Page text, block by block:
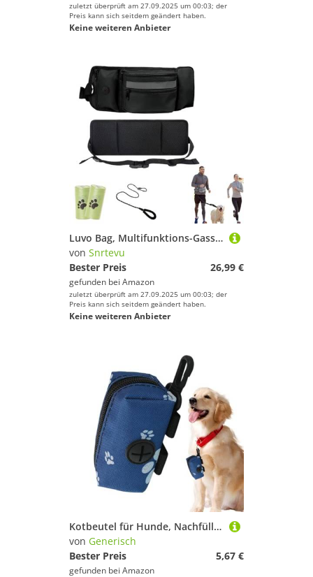
zuletzt überprüft am 27.09.2025 um 00:03; der
Preis kann sich seitdem geändert haben.
Keine weiteren Anbieter
Luvo Bag, Multifunktions-Gassitasche, Gürteltasche Mit Trinkflaschenhalter, Hunde Spaziertasche, Organisiert Snacks Und Kotbeutel, Gibt Ihnen Die Hände Frei (Schwarz,B)
von Snrtevu
Bester Preis
26,99 €
gefunden bei Amazon
zuletzt überprüft am 27.09.2025 um 00:03; der
Preis kann sich seitdem geändert haben.
Keine weiteren Anbieter
Kotbeutel für Hunde, Nachfüllstation für Haustierkotbeutel, tragbarer Hundekotbeutelspender mit Haken für Hundeliebhaber im Freien, blau, Refer to description, Unisex
von Generisch
Bester Preis
5,67 €
gefunden bei Amazon